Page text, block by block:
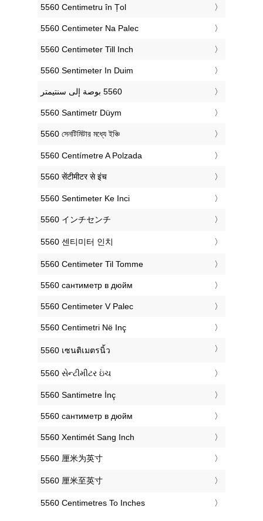
‎5560 Centimetru în Țol
‎5560 Centimeter Na Palec
‎5560 Centimeter Till Inch
‎5560 Sentimeter In Duim
‎5560 Santimetr Düym
‎5560 সেনটিমিটার মধ্যে ইঞ্চি
‎5560 Centímetre A Polzada
‎5560 सेंटीमीटर से इंच
‎5560 Sentimeter Ke Inci
‎5560 インチセンチ
‎5560 센티미터 인치
‎5560 Centimeter Til Tomme
‎5560 сантиметр в дюйм
‎5560 Centimeter V Palec
‎5560 Centimetri Në Inç
‎5560 เซนติเมตรนิ้ว
‎5560 સેન્ટીમીટર ઇંચ
‎5560 Santimetre İnç
‎5560 сантиметр в дюйм
‎5560 Xentimét Sang Inch
‎5560 厘米为英寸
‎5560 厘米至英寸
‎5560 Centimetres To Inches